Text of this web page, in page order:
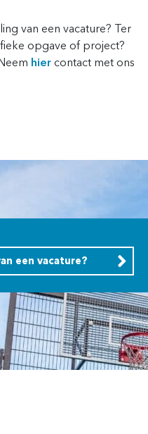
van een vacature? Ter
opgave of project?
hier contact met ons
een vacature?